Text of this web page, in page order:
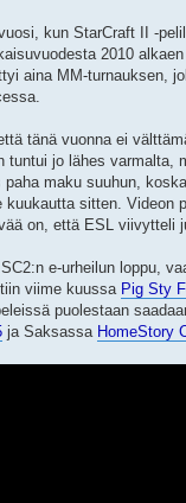
kun StarCraft II -
2010
aina MM-turnauksen,
tänä vuonna ei
tuntui jo lähes
maku suuhun,
kuukautta sitten.
on, että ESL viivytteli
e-urheilun loppu,
viime kuussa Pig Sty
puolestaan
ja Saksassa HomeStory